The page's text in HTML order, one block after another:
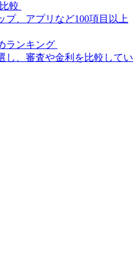
較
プ、アプリなど100項目以上
ランキング
し、審査や金利を比較してい